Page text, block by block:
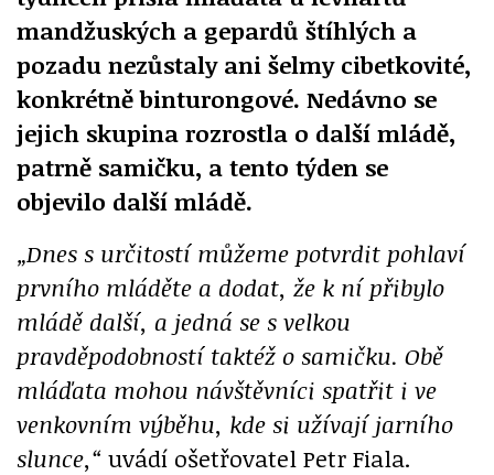
mandžuských a gepardů štíhlých a
pozadu nezůstaly ani šelmy cibetkovité,
konkrétně binturongové. Nedávno se
jejich skupina rozrostla o další mládě,
patrně samičku, a tento týden se
objevilo další mládě.
„Dnes s určitostí můžeme potvrdit pohlaví
prvního mláděte a dodat, že k ní přibylo
mládě další, a jedná se s velkou
pravděpodobností taktéž o samičku. Obě
mláďata mohou návštěvníci spatřit i ve
venkovním výběhu, kde si užívají jarního
slunce,“ uvádí ošetřovatel Petr Fiala.